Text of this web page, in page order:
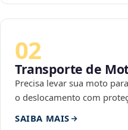
02
Transporte de
Precisa levar sua moto
o deslocamento com
SAIBA MAIS